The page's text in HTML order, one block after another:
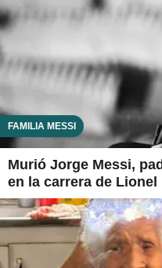
FAMILIA MESSI
Murió Jorge Messi,
en la carrera de Lionel